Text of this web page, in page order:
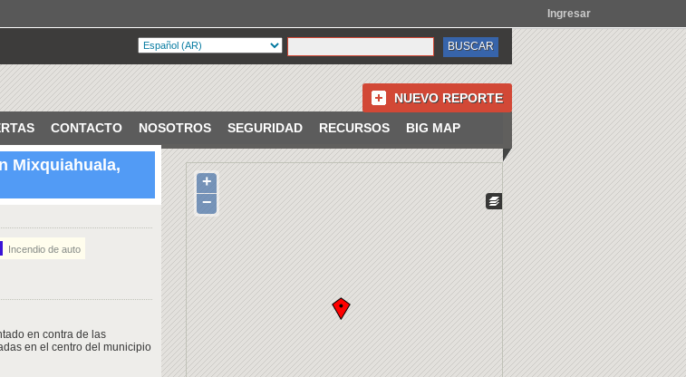
Ingresar
NUEVO REPORTE
CONTACTO NOSOTROS SEGURIDAD RECURSOS BIG MAP
Mixquiahuala,
Mixquiahuala de Juárez,
Incendio de auto
en contra de las
en el centro del municipio
+
−